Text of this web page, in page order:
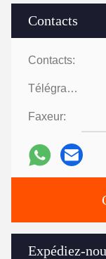
Contacts
Contacts:
Télégramme:
Faxeur:
Expédiez-